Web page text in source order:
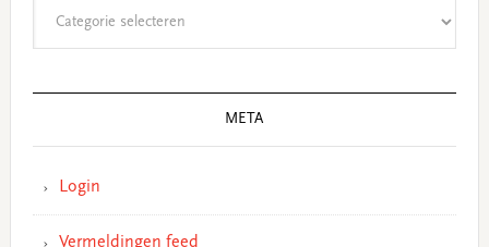
META
Login
Vermeldingen feed